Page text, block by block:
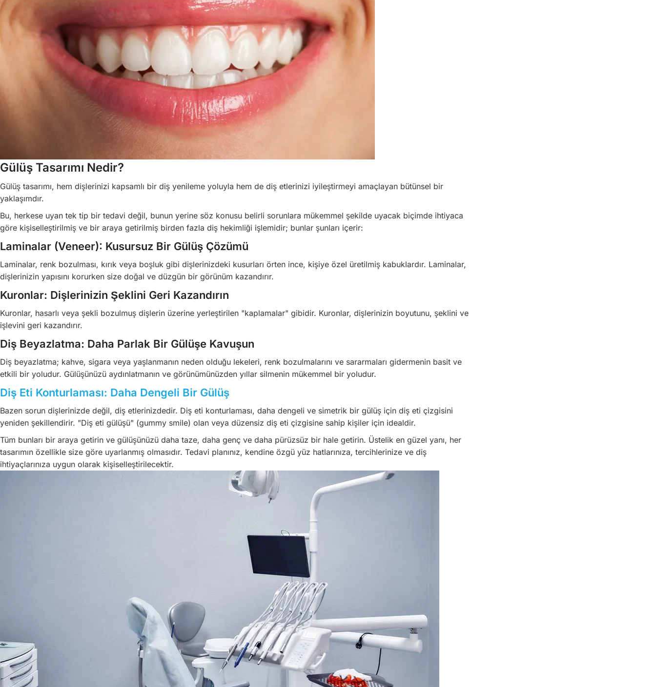
Gülüş Tasarımı Nedir?
Gülüş tasarımı, hem dişlerinizi kapsamlı bir diş yenileme yoluyla hem de diş etlerinizi iyileştirmeyi amaçlayan bütünsel bir
yaklaşımdır.
Bu, herkese uyan tek tip bir tedavi değil, bunun yerine söz konusu belirli sorunlara mükemmel şekilde uyacak biçimde ihtiyaca
göre kişiselleştirilmiş ve bir araya getirilmiş birden fazla diş hekimliği işlemidir; bunlar şunları içerir:
Laminalar (Veneer): Kusursuz Bir Gülüş Çözümü
Laminalar, renk bozulması, kırık veya boşluk gibi dişlerinizdeki kusurları örten ince, kişiye özel üretilmiş kabuklardır. Laminalar,
dişlerinizin yapısını korurken size doğal ve düzgün bir görünüm kazandırır.
Kuronlar: Dişlerinizin Şeklini Geri Kazandırın
Kuronlar, hasarlı veya şekli bozulmuş dişlerin üzerine yerleştirilen "kaplamalar" gibidir. Kuronlar, dişlerinizin boyutunu, şeklini ve
işlevini geri kazandırır.
Diş Beyazlatma: Daha Parlak Bir Gülüşe Kavuşun
Diş beyazlatma; kahve, sigara veya yaşlanmanın neden olduğu lekeleri, renk bozulmalarını ve sararmaları gidermenin basit ve
etkili bir yoludur. Gülüşünüzü aydınlatmanın ve görünümünüzden yıllar silmenin mükemmel bir yoludur.
Diş Eti Konturlaması: Daha Dengeli Bir Gülüş
Bazen sorun dişlerinizde değil, diş etlerinizdedir. Diş eti konturlaması, daha dengeli ve simetrik bir gülüş için diş eti çizgisini
yeniden şekillendirir. "Diş eti gülüşü" (gummy smile) olan veya düzensiz diş eti çizgisine sahip kişiler için idealdir.
Tüm bunları bir araya getirin ve gülüşünüzü daha taze, daha genç ve daha pürüzsüz bir hale getirin. Üstelik en güzel yanı, her
tasarımın özellikle size göre uyarlanmış olmasıdır. Tedavi planınız, kendine özgü yüz hatlarınıza, tercihlerinize ve diş
ihtiyaçlarınıza uygun olarak kişiselleştirilecektir.